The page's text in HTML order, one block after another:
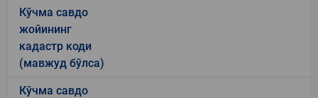
Кўчма савдо
жойининг
кадастр коди
(мавжуд бўлса)
Кўчма савдо